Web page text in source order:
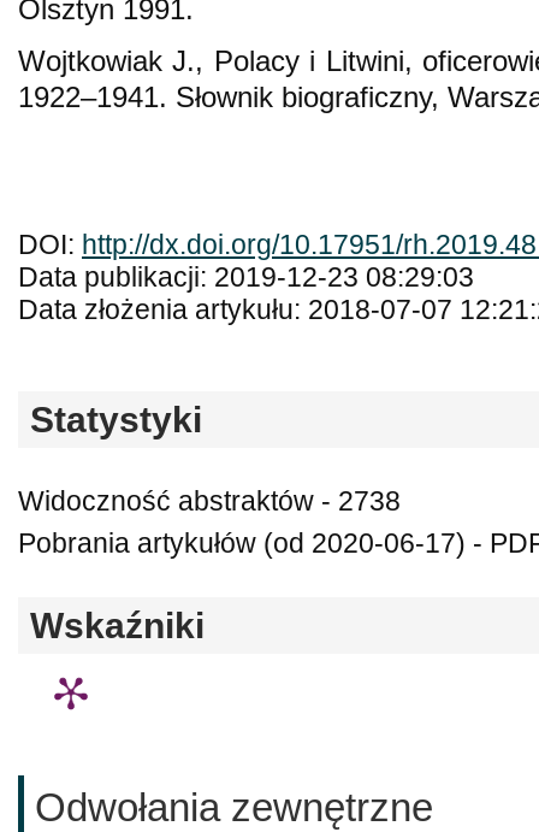
Olsztyn 1991.
Wojtkowiak J., Polacy i Litwini,
1922–1941. Słownik biograficzny,
DOI: http://dx.doi.org/10.17951/
Data publikacji: 2019-12-23 08:29:03
Data złożenia artykułu: 2018-07-07
Statystyki
Widoczność abstraktów - 2738
Pobrania artykułów (od 2020-06-17) -
Wskaźniki
Odwołania zewnętrzne